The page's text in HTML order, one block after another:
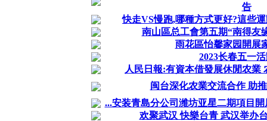
告
快走VS慢跑,哪種方式更好?這些
南山區总工會第五期“南得友
雨花區怡馨家园開展
2023长春五一
人民日報:有資本借發展休閒农業
闽台深化农業交流合作 助
...安装青島分公司潍坊亚星二期項目
欢聚武汉 快樂台青 武汉举办